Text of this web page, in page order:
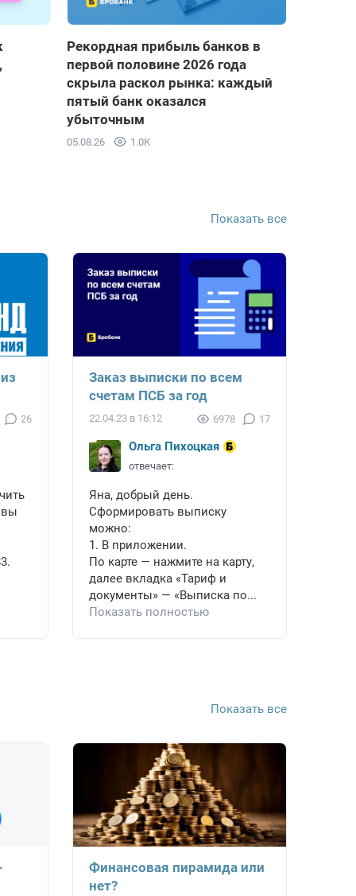
Рекордная прибыль банков в
первой половине 2026 года
скрыла раскол рынка: каждый
пятый банк оказался
убыточным
05.08.26 1.0K
Показать все
26
вы
Заказ выписки по всем
счетам ПСБ за год
22.04.23 в 16:12 6978 17
Ольга Пихоцкая
отвечает:
Яна, добрый день.
Сформировать выписку
можно:
1. В приложении.
По карте — нажмите на карту,
далее вкладка «Тариф и
документы» — «Выписка по...
Показать полностью
Показать все
Финансовая пирамида или
нет?